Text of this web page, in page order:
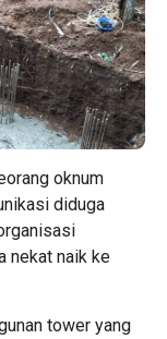
oknum
diduga
nekat naik ke
tower yang